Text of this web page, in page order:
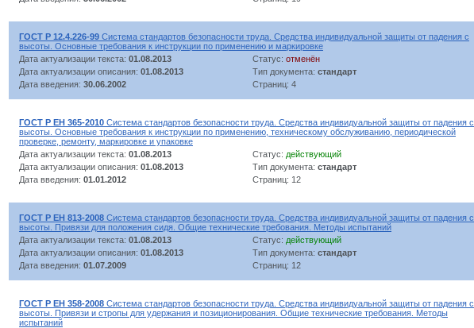
ГОСТ Р 12.4.226-99 Система стандартов безопасности труда. Средства индивидуальной защиты от падения с
высоты. Основные требования к инструкции по применению и маркировке
Дата актуализации текста: 01.08.2013 Статус: отменён
Дата актуализации описания: 01.08.2013 Тип документа: стандарт
Дата введения: 30.06.2002 Страниц: 4
ГОСТ Р ЕН 365-2010 Система стандартов безопасности труда. Средства индивидуальной защиты от падения с
высоты. Основные требования к инструкции по применению, техническому обслуживанию, периодической
проверке, ремонту, маркировке и упаковке
Дата актуализации текста: 01.08.2013 Статус: действующий
Дата актуализации описания: 01.08.2013 Тип документа: стандарт
Дата введения: 01.01.2012 Страниц: 12
ГОСТ Р ЕН 813-2008 Система стандартов безопасности труда. Средства индивидуальной защиты от падения с
высоты. Привязи для положения сидя. Общие технические требования. Методы испытаний
Дата актуализации текста: 01.08.2013 Статус: действующий
Дата актуализации описания: 01.08.2013 Тип документа: стандарт
Дата введения: 01.07.2009 Страниц: 12
ГОСТ Р ЕН 358-2008 Система стандартов безопасности труда. Средства индивидуальной защиты от падения с
высоты. Привязи и стропы для удержания и позиционирования. Общие технические требования. Методы
испытаний